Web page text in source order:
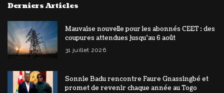
Derniers Articles
Mauvaise nouvelle pour les abonnés CEET : des
coupures attendues jusqu’au 6 août
31 juillet 2026
Sonnie Badu rencontre Faure Gnassingbé et
promet de revenir chaque année au Togo